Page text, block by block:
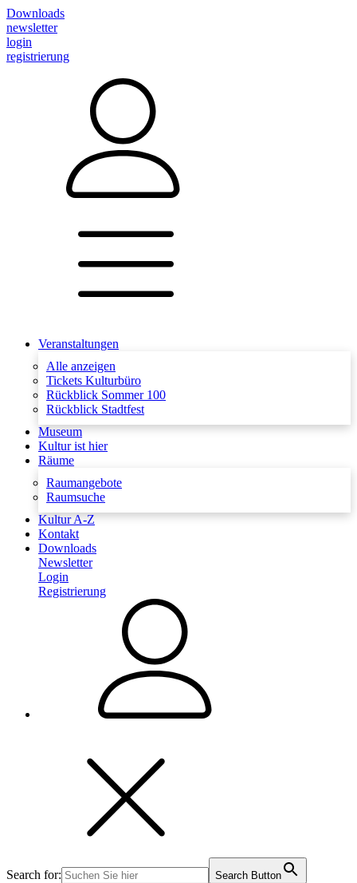
Downloads
newsletter
login
registrierung
Veranstaltungen
Alle anzeigen
Tickets Kulturbüro
Rückblick Sommer 100
Rückblick Stadtfest
Museum
Kultur ist hier
Räume
Raumangebote
Raumsuche
Kultur A-Z
Kontakt
Downloads
Newsletter
Login
Registrierung
Search for: Search Button